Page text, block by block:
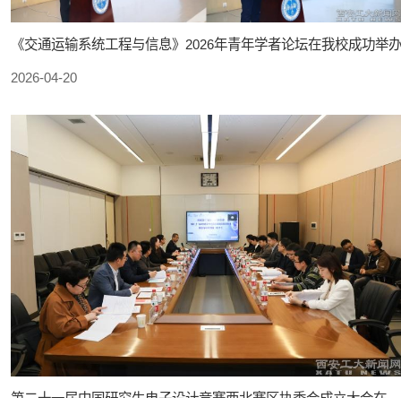
《交通运输系统工程与信息》2026年青年学者论坛在我校成功举办
2026-04-20